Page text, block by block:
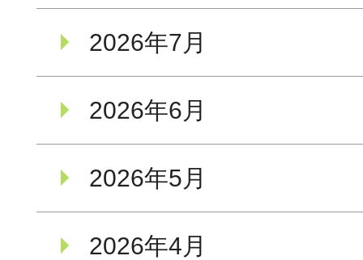
2026年7月
2026年6月
2026年5月
2026年4月